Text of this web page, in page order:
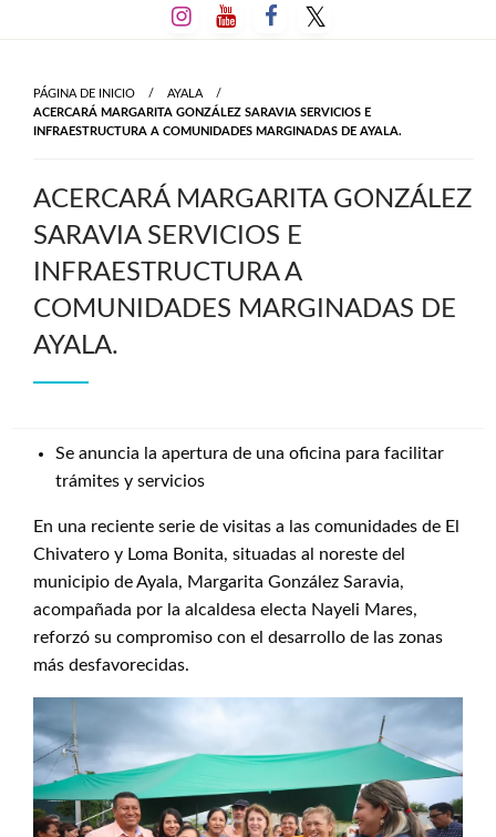
al
PÁGINA DE INICIO
AYALA
ACERCARÁ MARGARITA GONZÁLEZ SARAVIA SERVICIOS E
INFRAESTRUCTURA A COMUNIDADES MARGINADAS DE AYALA.
ACERCARÁ MARGARITA GONZÁLEZ
SARAVIA SERVICIOS E
INFRAESTRUCTURA A
COMUNIDADES MARGINADAS DE
AYALA.
Se anuncia la apertura de una oficina para facilitar
trámites y servicios
En una reciente serie de visitas a las comunidades de El
Chivatero y Loma Bonita, situadas al noreste del
municipio de Ayala, Margarita González Saravia,
acompañada por la alcaldesa electa Nayeli Mares,
reforzó su compromiso con el desarrollo de las zonas
más desfavorecidas.